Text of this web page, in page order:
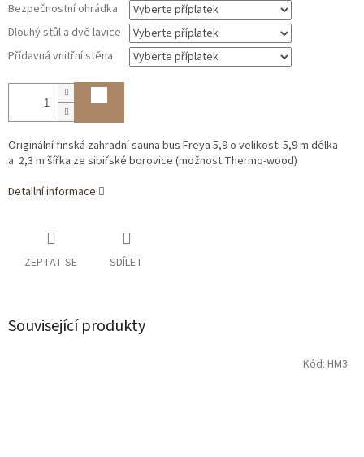
Bezpečnostní ohrádka
Dlouhý stůl a dvě lavice
Přídavná vnitřní stěna
Originální finská zahradní sauna bus Freya 5,9 o velikosti 5,9 m délka
a 2,3 m šířka ze sibiřské borovice (možnost Thermo-wood)
Detailní informace
ZEPTAT SE SDÍLET
Související produkty
Kód: HM3